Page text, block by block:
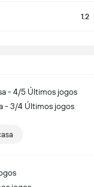
1.2
- 4/5 Últimos jogos
- 3/4 Últimos jogos